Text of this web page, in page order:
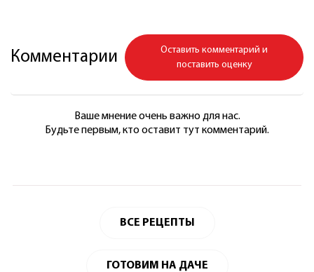
Комментарии
Оставить комментарий и
поставить оценку
Ваше мнение очень важно для нас.
Будьте первым, кто оставит тут комментарий.
ВСЕ РЕЦЕПТЫ
ГОТОВИМ НА ДАЧЕ